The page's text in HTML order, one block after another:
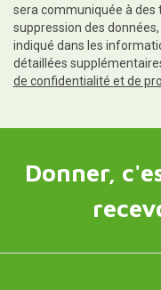
sera communiquée à des
suppression des
indiqué dans les
détaillées
de confidentialité et de
Donner,